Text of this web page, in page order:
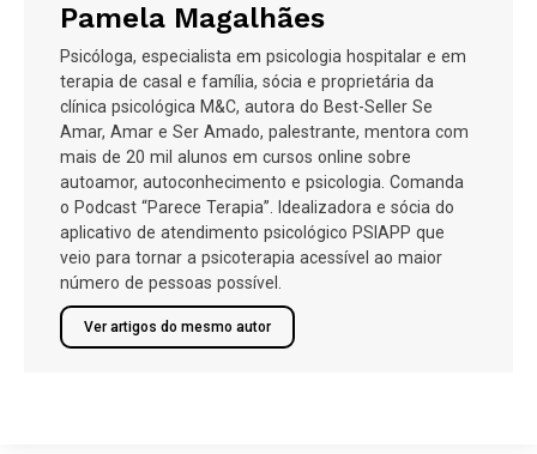
Pamela Magalhães
Psicóloga, especialista em psicologia hospitalar e em
terapia de casal e família, sócia e proprietária da
clínica psicológica M&C, autora do Best-Seller Se
Amar, Amar e Ser Amado, palestrante, mentora com
mais de 20 mil alunos em cursos online sobre
autoamor, autoconhecimento e psicologia. Comanda
o Podcast “Parece Terapia”. Idealizadora e sócia do
aplicativo de atendimento psicológico PSIAPP que
veio para tornar a psicoterapia acessível ao maior
número de pessoas possível.
Ver artigos do mesmo autor